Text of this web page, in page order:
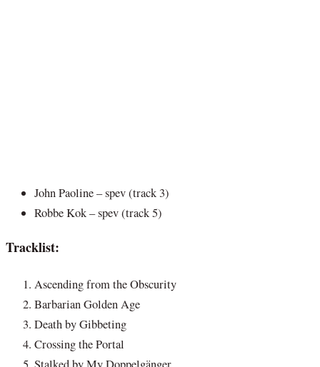
John Paoline – spev (track 3)
Robbe Kok – spev (track 5)
Tracklist:
Ascending from the Obscurity
Barbarian Golden Age
Death by Gibbeting
Crossing the Portal